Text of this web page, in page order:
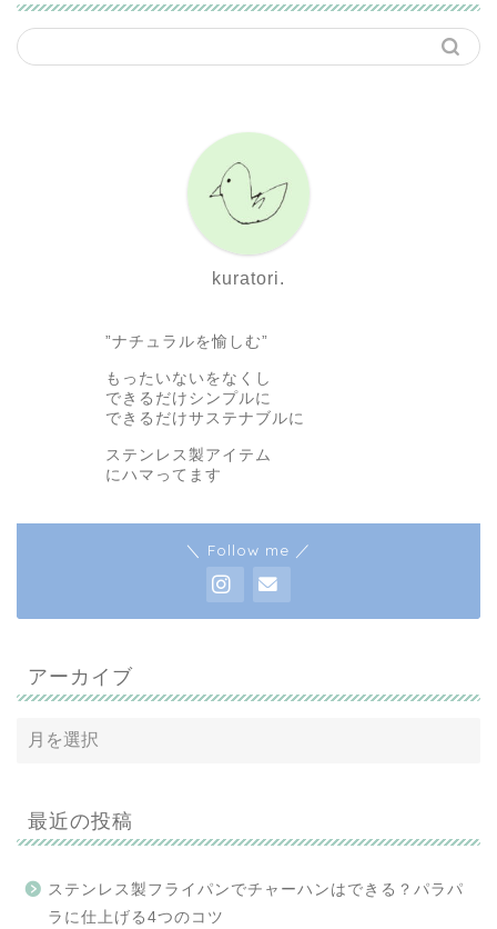
kuratori.
”ナチュラルを愉しむ”
もったいないをなくし
できるだけシンプルに
できるだけサステナブルに
ステンレス製アイテム
にハマってます
＼ Follow me ／
アーカイブ
最近の投稿
ステンレス製フライパンでチャーハンはできる？パラパ
ラに仕上げる4つのコツ